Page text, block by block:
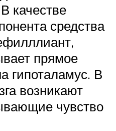
качестве
средства
прямое
гипоталамус. В
возникают
чувство